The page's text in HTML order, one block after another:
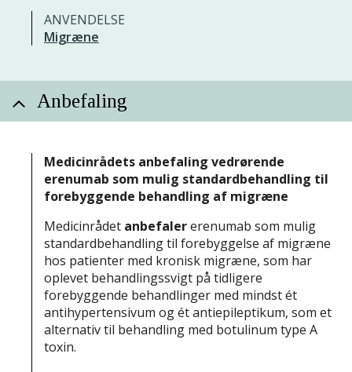
ANVENDELSE
Migræne
Anbefaling
Medicinrådets anbefaling vedrørende
erenumab som mulig standardbehandling til
forebyggende behandling af migræne
Medicinrådet anbefalererenumab som mulig
standardbehandling til forebyggelse af migræne
hos patienter med kronisk migræne, som har
oplevet behandlingssvigt på tidligere
forebyggende behandlinger med mindst ét
antihypertensivum og ét antiepileptikum, som et
alternativ til behandling med botulinum type A
toxin.